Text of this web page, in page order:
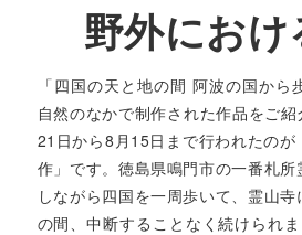
野外にお
「四国の天と地の間 阿波の国か
自然のなかで制作された作品をご
21日から8月15日まで行われたのが
作」です。徳島県鳴門市の一番札
しながら四国を一周歩いて、霊山
の間、中断することなく続けられ